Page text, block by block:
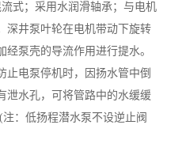
式；采用水润滑轴承；与电机
深井泵叶轮在电机带动下旋转
泵壳的导流作用进行提水。
止电泵停机时，因扬水管中倒
泄水孔，可将管路中的水缓缓
：低扬程潜水泵不设逆止阀